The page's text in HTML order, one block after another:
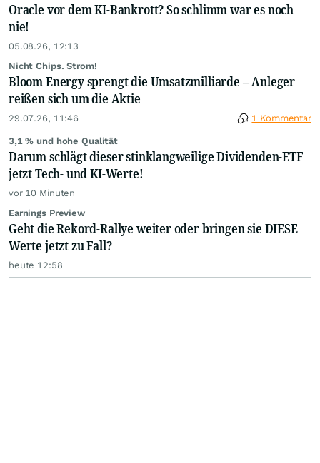
Oracle vor dem KI-Bankrott? So schlimm war es noch
nie!
05.08.26, 12:13
Nicht Chips. Strom!
Bloom Energy sprengt die Umsatzmilliarde – Anleger
reißen sich um die Aktie
29.07.26, 11:46 1 Kommentar
3,1 % und hohe Qualität
Darum schlägt dieser stinklangweilige Dividenden-ETF
jetzt Tech- und KI-Werte!
vor 10 Minuten
Earnings Preview
Geht die Rekord-Rallye weiter oder bringen sie DIESE
Werte jetzt zu Fall?
heute 12:58